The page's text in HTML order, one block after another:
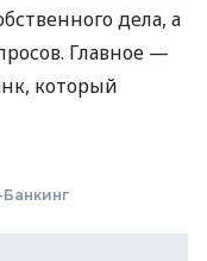
дела, а
Главное —
который